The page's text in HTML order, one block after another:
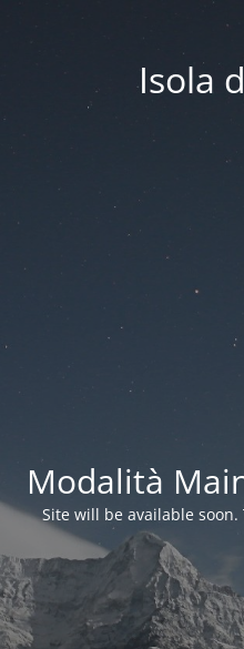
Isola
Modalità
Site will be available